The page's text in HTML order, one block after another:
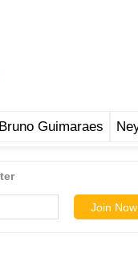
Bruno Guimaraes